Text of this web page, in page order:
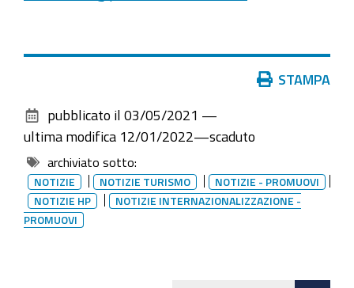
documento
STAMPA
pubblicato il 03/05/2021 —
ultima modifica 12/01/2022—scaduto
archiviato sotto:
NOTIZIE NOTIZIE TURISMO
NOTIZIE - PROMUOVI
NOTIZIE HP
NOTIZIE INTERNAZIONALIZZAZIONE -
PROMUOVI